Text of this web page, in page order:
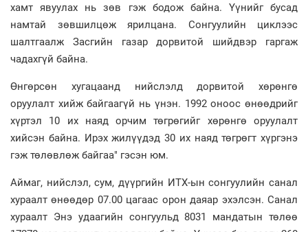
хамт явуулах нь зөв гэж бодож байна. Үүнийг бусад
намтай зөвшилцөж ярилцана. Сонгуулийн циклээс
шалтгаалж Засгийн газар дорвитой шийдвэр гаргаж
чадахгүй байна.
Өнгөрсөн хугацаанд нийслэлд дорвитой хөрөнгө
оруулалт хийж байгаагүй нь үнэн. 1992 оноос өнөөдрийг
хүртэл 10 их наяд орчим төгрөгийг хөрөнгө оруулалт
хийсэн байна. Ирэх жилүүдэд 30 их наяд төгрөгт хүргэнэ
гэж төлөвлөж байгаа" гэсэн юм.
Аймаг, нийслэл, сум, дүүргийн ИТХ-ын сонгуулийн санал
хураалт өнөөдөр 07.00 цагаас орон даяар эхэлсэн. Санал
хураалт Энэ удаагийн сонгуульд 8031 мандатын төлөө